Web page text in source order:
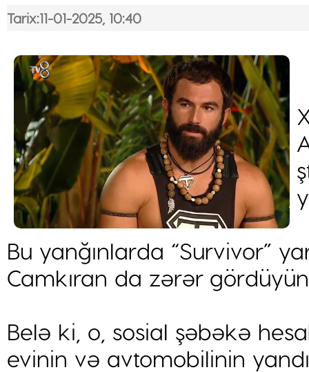
Tarix:11-01-2025, 10:40
Bu yanğınlarda “Survivor”
Camkıran da zərər
Belə ki, o, sosial şəbəkə
evinin və avtomobilinin